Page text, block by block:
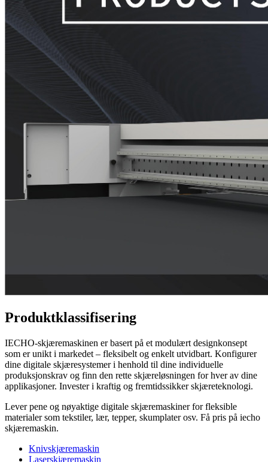
Produktklassifisering
IECHO-skjæremaskinen er basert på et modulært designkonsept
som er unikt i markedet – fleksibelt og enkelt utvidbart. Konfigurer
dine digitale skjæresystemer i henhold til dine individuelle
produksjonskrav og finn den rette skjæreløsningen for hver av dine
applikasjoner. Invester i kraftig og fremtidssikker skjæreteknologi.
Lever pene og nøyaktige digitale skjæremaskiner for fleksible
materialer som tekstiler, lær, tepper, skumplater osv. Få pris på iecho
skjæremaskin.
Knivskjæremaskin
Laserskjæremaskin